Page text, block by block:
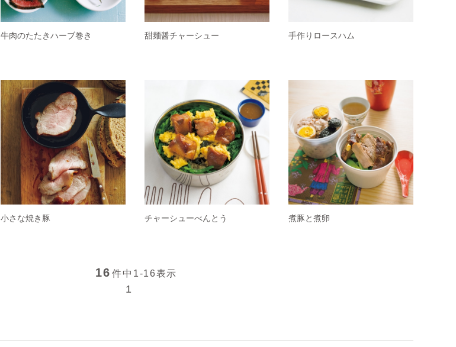
牛肉のたたきハーブ巻き 甜麺醤チャーシュー 手作りロースハム
小さな焼き豚 チャーシューべんとう 煮豚と煮卵
16 件中 1-16表示
1